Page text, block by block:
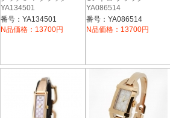
YA134501
番号：YA134501
N品価格：13700円
YA086514
番号：YA086514
N品価格：13700円